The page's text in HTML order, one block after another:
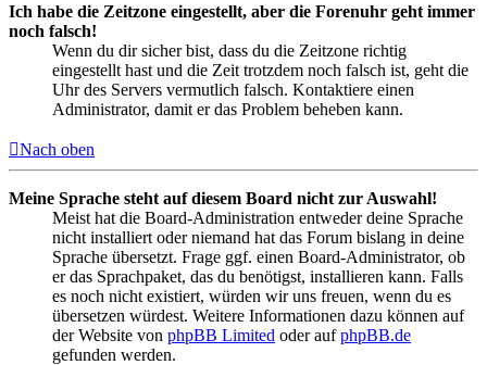
Ich habe die Zeitzone eingestellt, aber die Forenuhr geht immer
noch falsch!
Wenn du dir sicher bist, dass du die Zeitzone richtig
eingestellt hast und die Zeit trotzdem noch falsch ist, geht die
Uhr des Servers vermutlich falsch. Kontaktiere einen
Administrator, damit er das Problem beheben kann.
Nach oben
Meine Sprache steht auf diesem Board nicht zur Auswahl!
Meist hat die Board-Administration entweder deine Sprache
nicht installiert oder niemand hat das Forum bislang in deine
Sprache übersetzt. Frage ggf. einen Board-Administrator, ob
er das Sprachpaket, das du benötigst, installieren kann. Falls
es noch nicht existiert, würden wir uns freuen, wenn du es
übersetzen würdest. Weitere Informationen dazu können auf
der Website von phpBB Limited oder aufphpBB.de
gefunden werden.